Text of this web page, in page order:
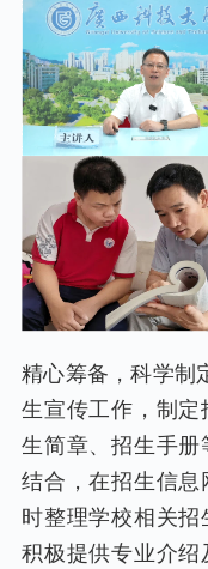
精心筹备，科学制
生宣传工作，制
生简章、招生手
结合，在招生信
时整理学校相关
积极提供专业介